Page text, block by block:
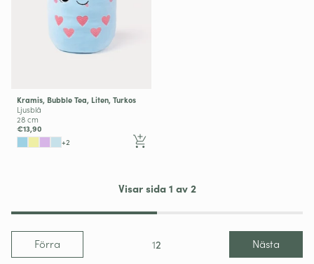
Kramis, Bubble Tea, Liten, Turkos
Ljusblå
28 cm
€13,90
+2
Visar sida 1 av 2
Förra 12 Nästa